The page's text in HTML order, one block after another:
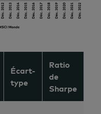
Écart-
type
Ratio
de
Sharpe